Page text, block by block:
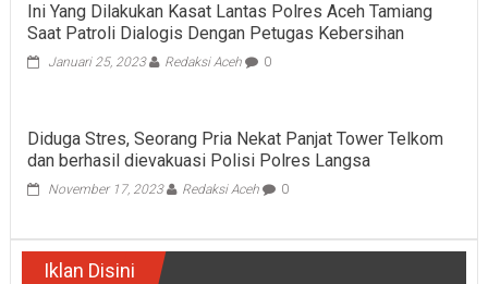
Ini Yang Dilakukan Kasat Lantas Polres Aceh Tamiang
Saat Patroli Dialogis Dengan Petugas Kebersihan
Januari 25, 2023 Redaksi Aceh 0
Diduga Stres, Seorang Pria Nekat Panjat Tower Telkom
dan berhasil dievakuasi Polisi Polres Langsa
November 17, 2023 Redaksi Aceh 0
Iklan Disini